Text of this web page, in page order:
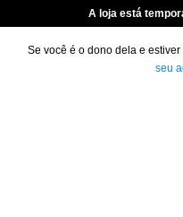
A loja está
Se você é o dono dela e
seu